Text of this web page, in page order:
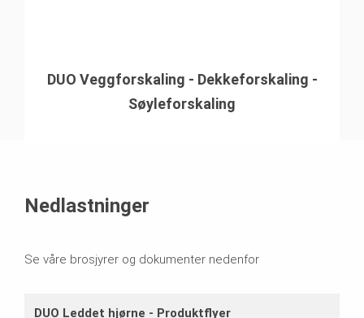
DUO Veggforskaling - Dekkeforskaling -
Søyleforskaling
Nedlastninger
Se våre brosjyrer og dokumenter nedenfor
DUO Leddet hjørne ‐ Produktflyer